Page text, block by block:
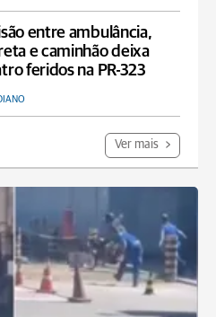
entre ambulância,
e caminhão deixa
feridos na PR-323
Ver mais